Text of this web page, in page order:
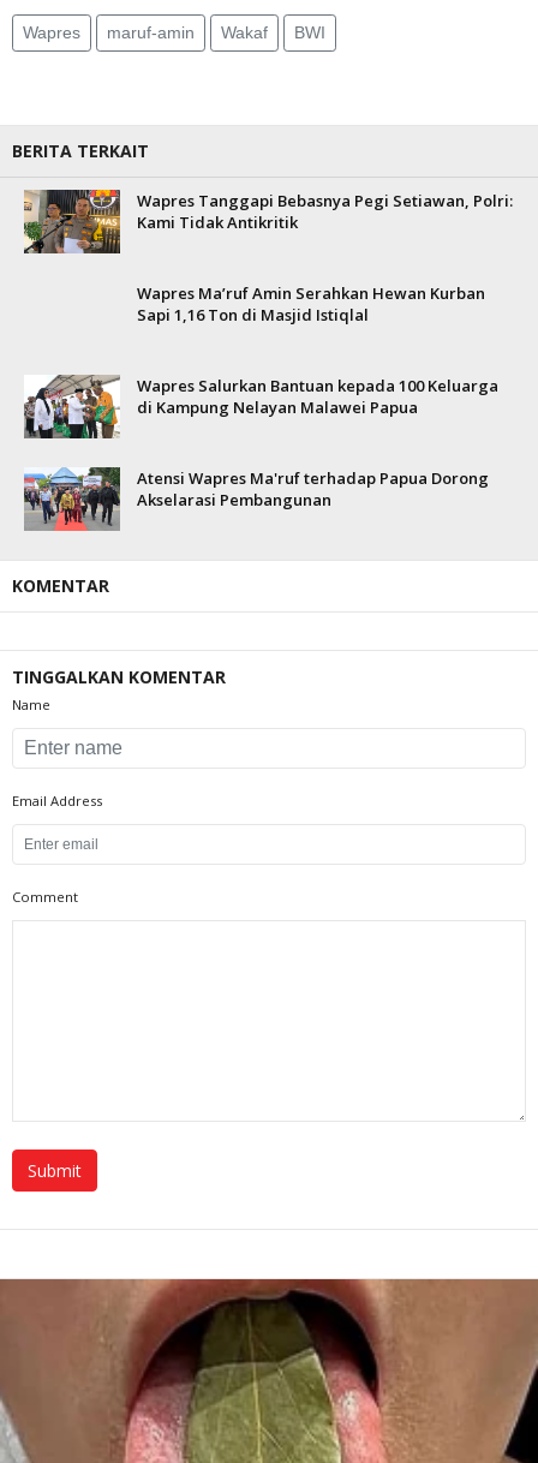
Wapres maruf-amin Wakaf BWI
BERITA TERKAIT
Wapres Tanggapi Bebasnya Pegi Setiawan, Polri:
Kami Tidak Antikritik
Wapres Ma’ruf Amin Serahkan Hewan Kurban
Sapi 1,16 Ton di Masjid Istiqlal
Wapres Salurkan Bantuan kepada 100 Keluarga
di Kampung Nelayan Malawei Papua
Atensi Wapres Ma'ruf terhadap Papua Dorong
Akselarasi Pembangunan
KOMENTAR
TINGGALKAN KOMENTAR
Name
Email Address
Comment